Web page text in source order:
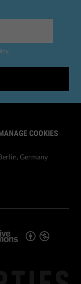
.
COOKIES
Germany